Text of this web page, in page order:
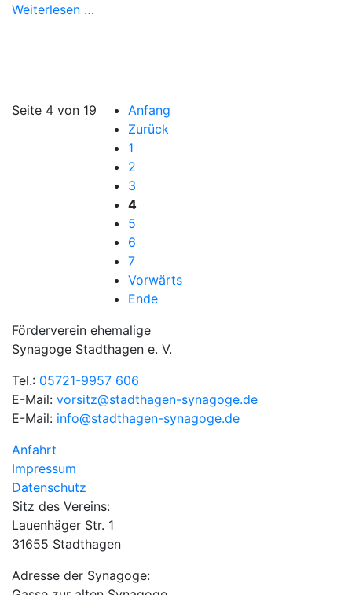
Weiterlesen …
Seite 4 von 19
Anfang
Zurück
1
2
3
4
5
6
7
Vorwärts
Ende
Förderverein ehemalige
Synagoge Stadthagen e. V.
Tel.: 05721-9957 606
E-Mail: vorsitz@stadthagen-synagoge.de
E-Mail: info@stadthagen-synagoge.de
Anfahrt
Impressum
Datenschutz
Sitz des Vereins:
Lauenhäger Str. 1
31655 Stadthagen
Adresse der Synagoge: